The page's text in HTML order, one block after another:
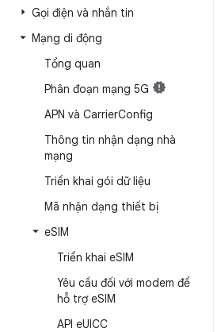
Gọi điện và nhắn tin
Mạng di động
Tổng quan
Phân đoạn mạng 5G
APN và CarrierConfig
Thông tin nhận dạng nhà
mạng
Triển khai gói dữ liệu
Mã nhận dạng thiết bị
eSIM
Triển khai eSIM
Yêu cầu đối với modem để
hỗ trợ eSIM
API eUICC